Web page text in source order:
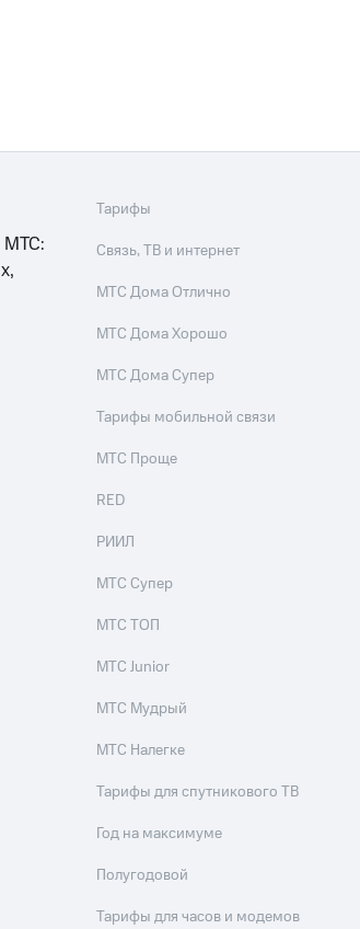
МТС:
Тарифы
Связь, ТВ и интернет
МТС Дома Отлично
МТС Дома Хорошо
МТС Дома Супер
Тарифы мобильной связи
МТС Проще
RED
РИИЛ
МТС Супер
МТС ТОП
МТС Junior
МТС Мудрый
МТС Налегке
Тарифы для спутникового ТВ
Год на максимуме
Полугодовой
Тарифы для часов и модемов